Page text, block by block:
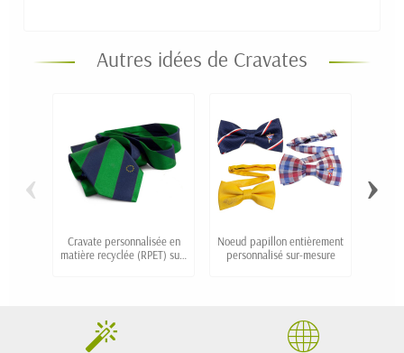
Autres idées de Cravates
Cravate personnalisée en
matière recyclée (RPET) sur-
Noeud papillon entièrement
personnalisé sur-mesure
‹ ›